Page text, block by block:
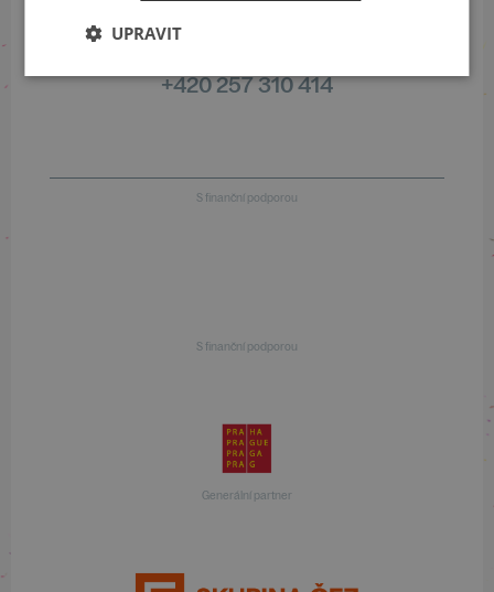
Informace o programu
+420 257 310 414
S finanční podporou
S finanční podporou
Generální partner
UPRAVIT